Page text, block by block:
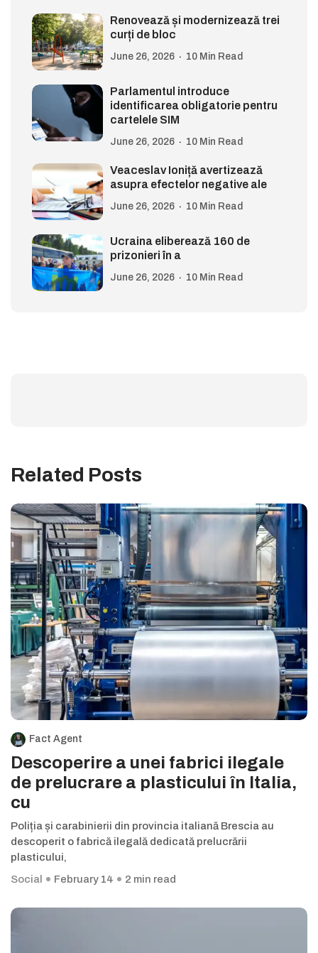
Renovează și modernizează trei
curți de bloc
June 26, 2026 10 Min Read
Parlamentul introduce
identificarea obligatorie pentru
cartelele SIM
June 26, 2026 10 Min Read
Veaceslav Ioniță avertizează
asupra efectelor negative ale
June 26, 2026 10 Min Read
Ucraina eliberează 160 de
prizonieri în a
June 26, 2026 10 Min Read
Related Posts
Fact Agent
Descoperire a unei fabrici ilegale
de prelucrare a plasticului în Italia,
cu
Poliția și carabinierii din provincia italiană Brescia au
descoperit o fabrică ilegală dedicată prelucrării
plasticului,
Social
February 14 2 min read